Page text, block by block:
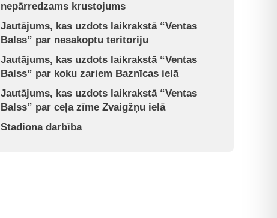
nepārredzams krustojums
Jautājums, kas uzdots laikrakstā “Ventas
Balss” par nesakoptu teritoriju
Jautājums, kas uzdots laikrakstā “Ventas
Balss” par koku zariem Baznīcas ielā
Jautājums, kas uzdots laikrakstā “Ventas
Balss” par ceļa zīme Zvaigžņu ielā
Stadiona darbība